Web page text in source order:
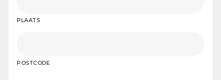
PLAATS
POSTCODE